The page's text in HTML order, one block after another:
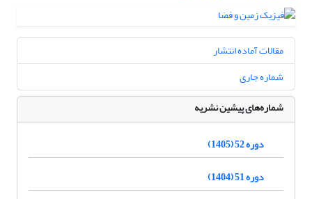
مقالات آماده انتشار
شماره جاری
شماره‌های پیشین نشریه
دوره 52 (1405)
دوره 51 (1404)